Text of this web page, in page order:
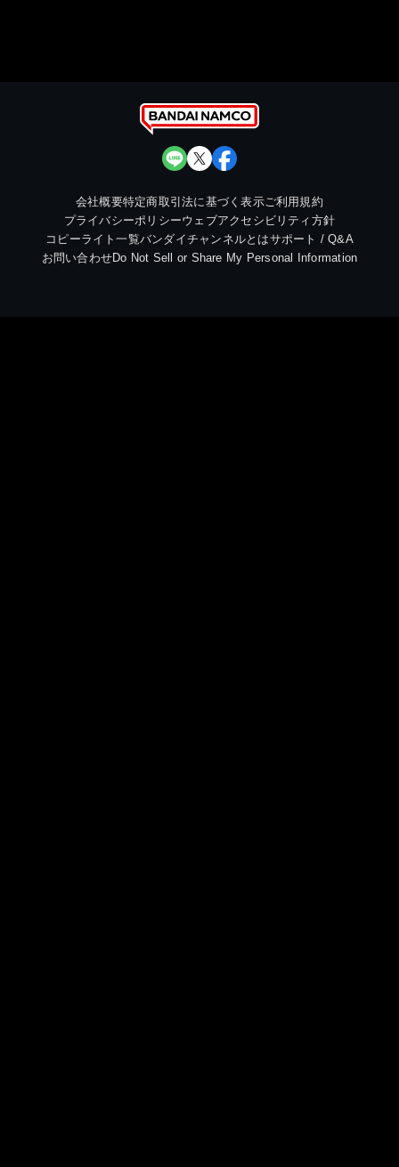
会社概要特定商取引法に基づく表示ご利用規約
プライバシーポリシーウェブアクセシビリティ方針
コピーライト一覧バンダイチャンネルとはサポート / Q&A
お問い合わせDo Not Sell or Share My Personal Information